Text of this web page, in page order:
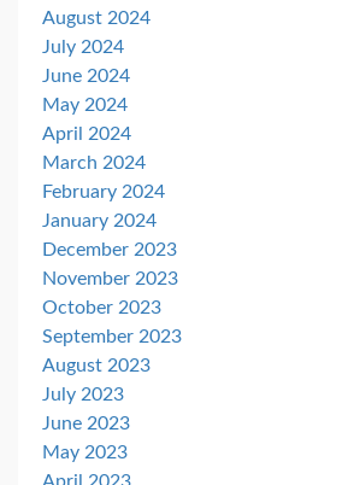
August 2024
July 2024
June 2024
May 2024
April 2024
March 2024
February 2024
January 2024
December 2023
November 2023
October 2023
September 2023
August 2023
July 2023
June 2023
May 2023